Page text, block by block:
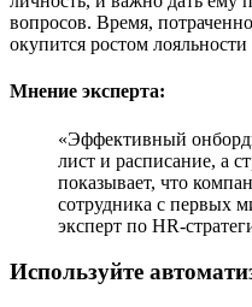
вопросов. Время,
окупится ростом
Мнение эксперта:
«Эффективный
лист и расписание, а
показывает, что
сотрудника с первых
эксперт по HR-
Используйте